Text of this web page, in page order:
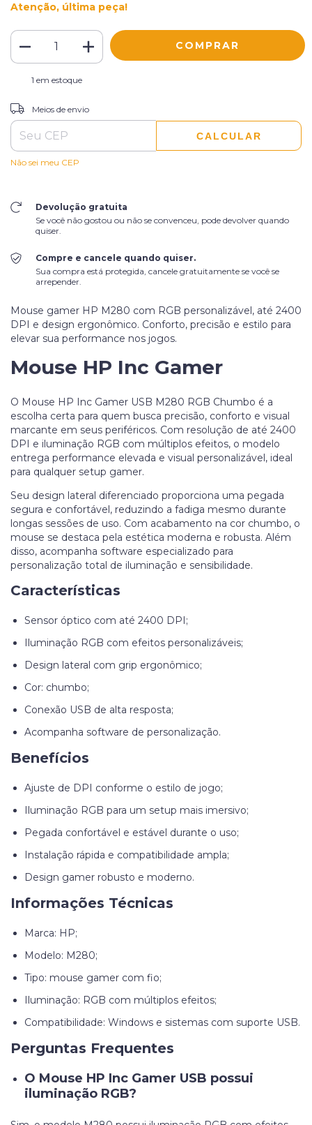
Atenção, última peça!
1 em estoque
Entregas para o CEP:
Meios de envio
CALCULAR
Não sei meu CEP
Devolução gratuita
Se você não gostou ou não se convenceu, pode devolver quando
quiser.
Compre e cancele quando quiser.
Sua compra está protegida, cancele gratuitamente se você se
arrepender.
Mouse gamer HP M280 com RGB personalizável, até 2400
DPI e design ergonômico. Conforto, precisão e estilo para
elevar sua performance nos jogos.
Mouse HP Inc Gamer
O Mouse HP Inc Gamer USB M280 RGB Chumbo é a
escolha certa para quem busca precisão, conforto e visual
marcante em seus periféricos. Com resolução de até 2400
DPI e iluminação RGB com múltiplos efeitos, o modelo
entrega performance elevada e visual personalizável, ideal
para qualquer setup gamer.
Seu design lateral diferenciado proporciona uma pegada
segura e confortável, reduzindo a fadiga mesmo durante
longas sessões de uso. Com acabamento na cor chumbo, o
mouse se destaca pela estética moderna e robusta. Além
disso, acompanha software especializado para
personalização total de iluminação e sensibilidade.
Características
Sensor óptico com até 2400 DPI;
Iluminação RGB com efeitos personalizáveis;
Design lateral com grip ergonômico;
Cor: chumbo;
Conexão USB de alta resposta;
Acompanha software de personalização.
Benefícios
Ajuste de DPI conforme o estilo de jogo;
Iluminação RGB para um setup mais imersivo;
Pegada confortável e estável durante o uso;
Instalação rápida e compatibilidade ampla;
Design gamer robusto e moderno.
Informações Técnicas
Marca: HP;
Modelo: M280;
Tipo: mouse gamer com fio;
Iluminação: RGB com múltiplos efeitos;
Compatibilidade: Windows e sistemas com suporte USB.
Perguntas Frequentes
O Mouse HP Inc Gamer USB possui
iluminação RGB?